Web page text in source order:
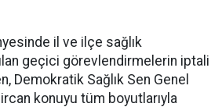
il ve ilçe sağlık
geçici görevlendirmelerin iptali
Demokratik Sağlık Sen Genel
konuyu tüm boyutlarıyla